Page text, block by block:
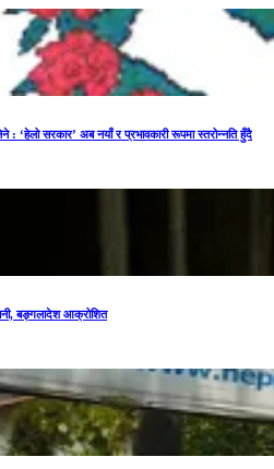
: ‘हेलो सरकार’ अब नयाँ र प्रभावकारी रूपमा स्तरोन्नति हुँदै
बङ्गलादेश आक्रोशित